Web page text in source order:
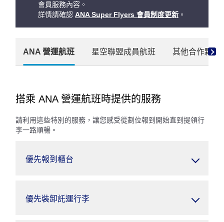
會員服務內容。
詳情請確認 ANA Super Flyers 會員制度更新 。
ANA 營運航班 星空聯盟成員航班 其他合作夥伴
搭乘 ANA 營運航班時提供的服務
請利用這些特別的服務，讓您感受從劃位報到開始直到提領行
李一路順暢。
優先報到櫃台
優先裝卸託運行李